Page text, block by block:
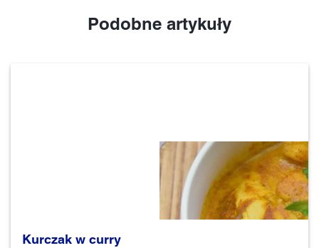
Podobne artykuły
Kurczak w curry